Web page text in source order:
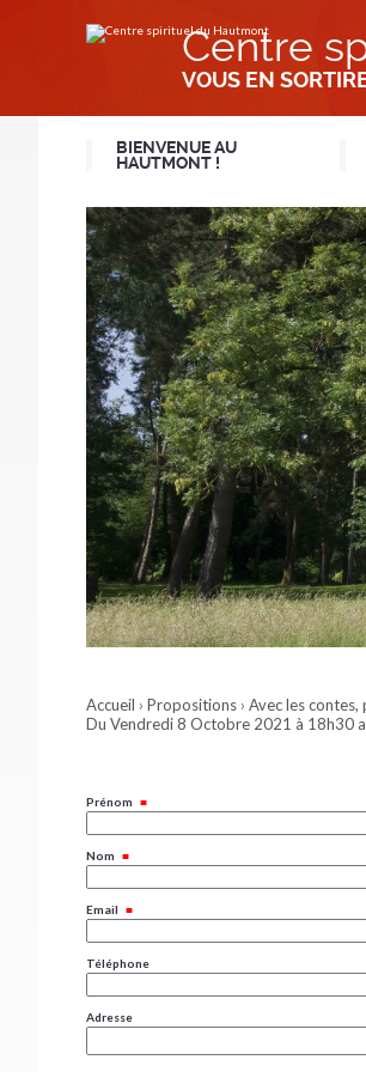
contenu.
Centre
VOUS EN
BIENVENUE AU
HAUTMONT !
Accueil › Propositions › Avec les
Du Vendredi 8 Octobre 2021 à 18h30
Prénom
Nom
Email
Téléphone
Adresse